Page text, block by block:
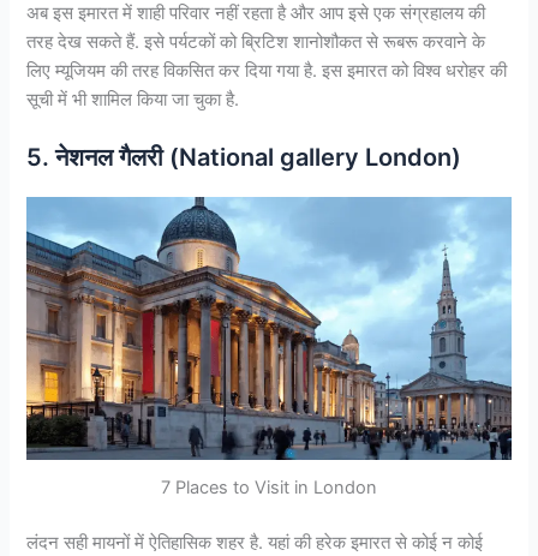
अब इस इमारत में शाही परिवार नहीं रहता है और आप इसे एक संग्रहालय की
तरह देख सकते हैं. इसे पर्यटकों को ब्रिटिश शानोशौकत से रूबरू करवाने के
लिए म्यूजियम की तरह विकसित कर दिया गया है. इस इमारत को विश्व धरोहर की
सूची में भी शामिल किया जा चुका है.
5. नेशनल गैलरी (National gallery London)
7 Places to Visit in London
लंदन सही मायनों में ऐतिहासिक शहर है. यहां की हरेक इमारत से कोई न कोई